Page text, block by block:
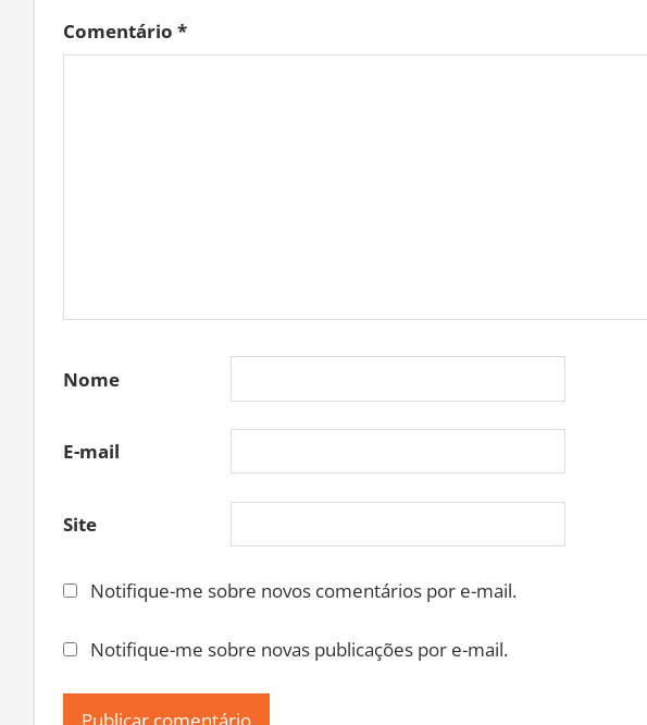
Comentário *
Nome
E-mail
Site
Notifique-me sobre novos comentários por e-mail.
Notifique-me sobre novas publicações por e-mail.